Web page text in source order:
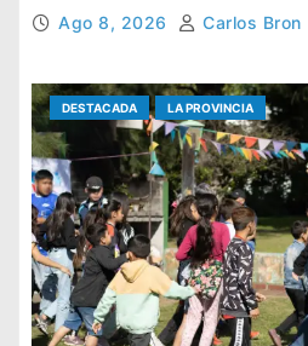
Ago 8, 2026 Carlos Bron
DESTACADA LA PROVINCIA